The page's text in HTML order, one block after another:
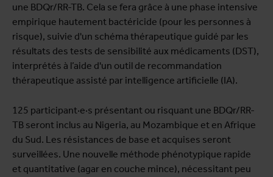
une BDQr/RR-TB. Cela se fera grâce à une phase intensive
empirique hautement bactéricide (pour les personnes à
risque), suivie d'un schéma thérapeutique guidé par les
résultats des tests de sensibilité aux médicaments (DST),
interprétés à l’aide d'un outil de recommandation
thérapeutique assisté par intelligence artificielle (IA).
125 participant·e·s présentant ou risquant une BDQr/RR-
TB seront inclus au Nigeria, au Mozambique et en Afrique
du Sud. Les résistances de base et acquises seront
surveillées. Une nouvelle méthode phénotypique rapide
et quantitative (agar en couche mince), nécessitant peu